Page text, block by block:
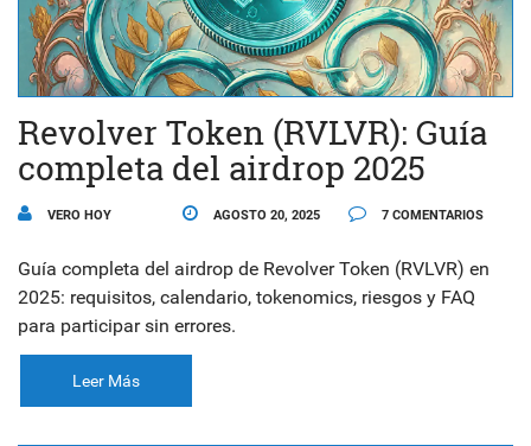
Revolver Token (RVLVR): Guía
completa del airdrop 2025
VERO HOY AGOSTO 20, 2025 7 COMENTARIOS
Guía completa del airdrop de Revolver Token (RVLVR) en
2025: requisitos, calendario, tokenomics, riesgos y FAQ
para participar sin errores.
Leer Más